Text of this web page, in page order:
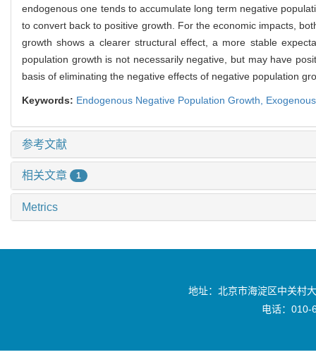
endogenous one tends to accumulate long term negative
to convert back to positive growth. For the economic impacts,
growth shows a clearer structural effect, a more stable
population growth is not necessarily negative, but may have
basis of eliminating the negative effects of negative population
Keywords: Endogenous Negative Population Growth,
参考文献
相关文章 1
Metrics
地址：北京市海淀区中关村
电话：